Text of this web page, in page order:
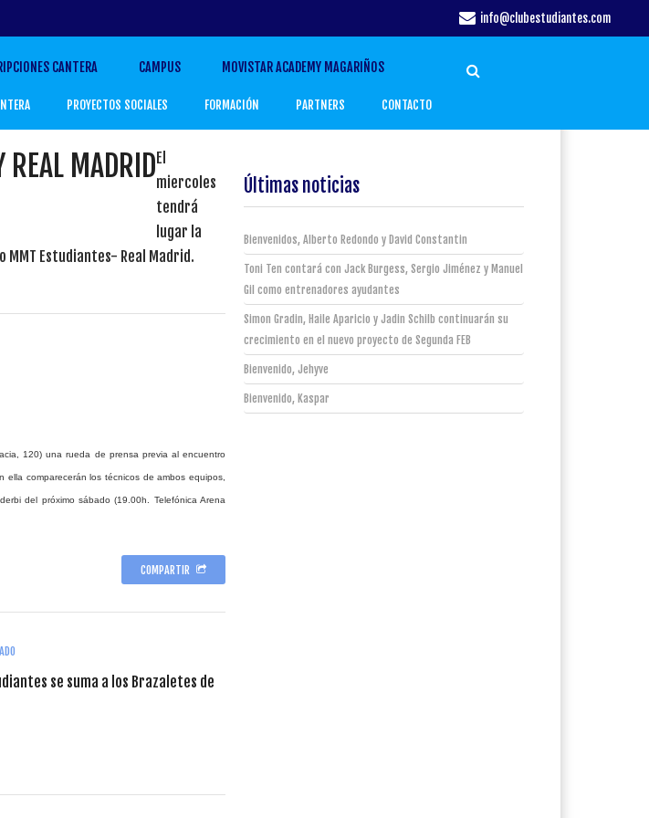
info@clubestudiantes.com
CANTERA CAMPUS MOVISTAR ACADEMY MAGARIÑOS
PROYECTOS SOCIALES FORMACIÓN PARTNERS CONTACTO
REAL MADRID El
miercoles
tendrá
lugar la
Estudiantes- Real Madrid.
120) una rueda de prensa previa al encuentro
comparecerán los técnicos de ambos equipos,
del próximo sábado (19.00h. Telefónica Arena
COMPARTIR
se suma a los Brazaletes de
Últimas noticias
Bienvenidos, Alberto Redondo y David Constantin
Toni Ten contará con Jack Burgess, Sergio Jiménez y Manuel
Gil como entrenadores ayudantes
Simon Gradin, Haile Aparicio y Jadin Schilb continuarán su
crecimiento en el nuevo proyecto de Segunda FEB
Bienvenido, Jehyve
Bienvenido, Kaspar